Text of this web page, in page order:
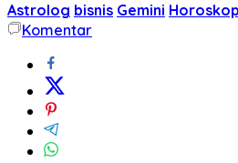
Astrolog bisnis Gemini Horoskop
Komentar